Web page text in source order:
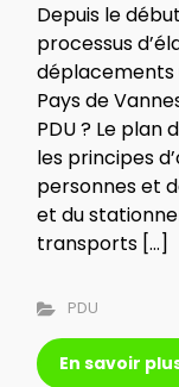
Depuis le
processus
déplacements
Pays de
PDU ? Le plan
les principes
personnes et
et du
transports […]
PDU
En savoir